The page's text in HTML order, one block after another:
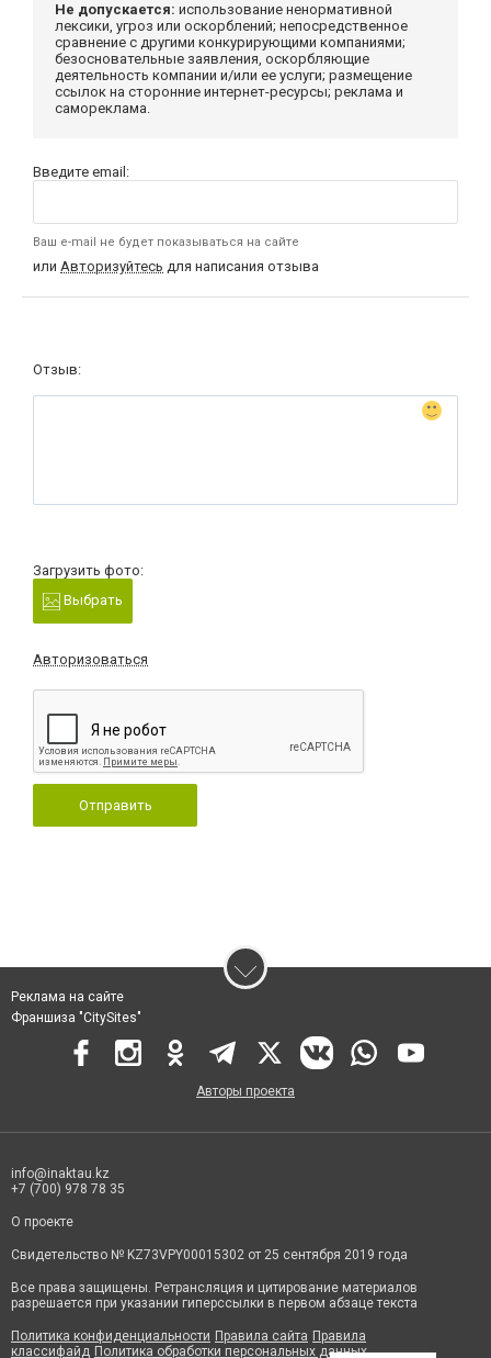
Не допускается: использование ненормативной
лексики, угроз или оскорблений; непосредственное
сравнение с другими конкурирующими компаниями;
безосновательные заявления, оскорбляющие
деятельность компании и/или ее услуги; размещение
ссылок на сторонние интернет-ресурсы; реклама и
самореклама.
Введите email:
Ваш e-mail не будет показываться на сайте
или Авторизуйтесь для написания отзыва
Отзыв:
Загрузить фото:
Выбрать
Авторизоваться
Отправить
Реклама на сайте
Франшиза "CitySites"
Авторы проекта
info@inaktau.kz
+7 (700) 978 78 35
О проекте
Свидетельство № KZ73VPY00015302 от 25 сентября 2019 года
Все права защищены. Ретрансляция и цитирование материалов
разрешается при указании гиперссылки в первом абзаце текста
Политика конфиденциальности Правила сайта Правила
классифайд Политика обработки персональных данных